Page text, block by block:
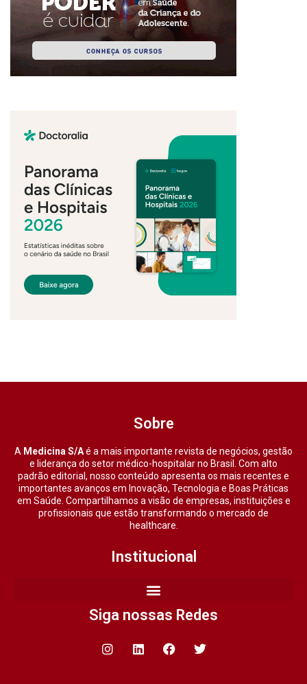
Sobre
A Medicina S/Aé a mais importante revista de negócios, gestão
e liderança do setor médico-hospitalar no Brasil. Com alto
padrão editorial, nosso conteúdo apresenta os mais recentes e
importantes avanços em Inovação, Tecnologia e Boas Práticas
em Saúde. Compartilhamos a visão de empresas, instituições e
profissionais que estão transformando o mercado de
healthcare.
Institucional
Siga nossas Redes